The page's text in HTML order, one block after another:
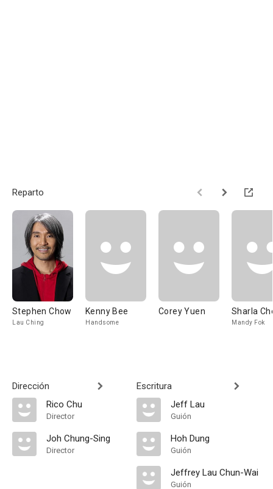
Reparto
Stephen Chow
Lau Ching
Kenny Bee
Handsome
Corey Yuen Sharla
Mandy Fok
Dirección
Rico Chu
Director
Joh Chung-Sing
Director
Escritura
Jeff Lau
Guión
Hoh Dung
Guión
Jeffrey Lau Chun-Wai
Guión